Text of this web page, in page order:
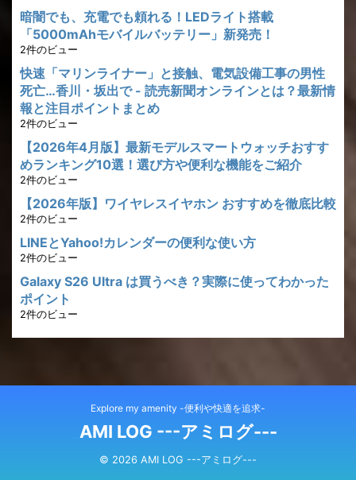
暗闇でも、充電でも頼れる！LEDライト搭載
「5000mAhモバイルバッテリー」新発売！
2件のビュー
快速「マリンライナー」と接触、電気設備工事の男性
死亡…香川・坂出で - 読売新聞オンラインとは？最新情
報と注目ポイントまとめ
2件のビュー
【2026年4月版】最新モデルスマートウォッチおすす
めランキング10選！選び方や便利な機能をご紹介
2件のビュー
【2026年版】ワイヤレスイヤホン おすすめを徹底比較
2件のビュー
LINEとYahoo!カレンダーの便利な使い方
2件のビュー
Galaxy S26 Ultra は買うべき？実際に使ってわかった
ポイント
2件のビュー
Explore my amenity -便利や快適を追求-
AMI LOG ---アミログ---
© 2026 AMI LOG ---アミログ---